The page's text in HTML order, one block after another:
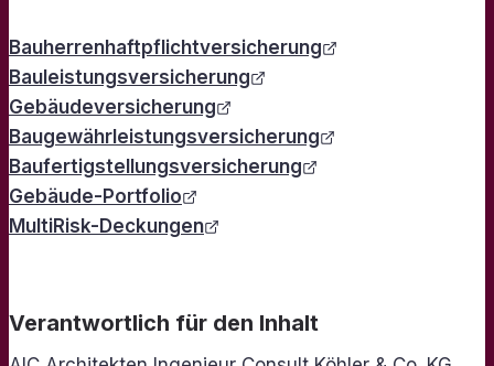
Bauherrenhaftpflichtversicherung
Bauleistungsversicherung
Gebäudeversicherung
Baugewährleistungsversicherung
Baufertigstellungsversicherung
Gebäude-Portfolio
MultiRisk-Deckungen
Verantwortlich für den Inhalt